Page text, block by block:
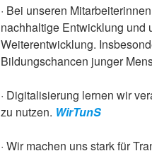
· Bei unseren
nachhaltige Entwicklung und
Weiterentwicklung.
Bildungschancen junger
· Digitalisierung lernen wir
zu nutzen. WirTunS
· Wir machen uns stark für